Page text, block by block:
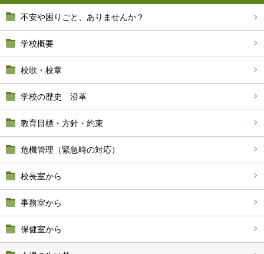
不安や困りごと、ありませんか？
学校概要
校歌・校章
学校の歴史 沿革
教育目標・方針・約束
危機管理（緊急時の対応）
校長室から
事務室から
保健室から